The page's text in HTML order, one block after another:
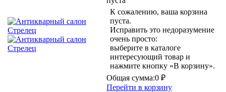
К сожалению, ваша корзина
пуста.
Исправить это недоразумение
очень просто:
выберите в каталоге
интересующий товар и
нажмите кнопку «В корзину».
Общая сумма:0 ₽
Перейти в корзину